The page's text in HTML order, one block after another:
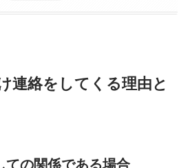
連絡をしてくる理由と
ての関係である場合